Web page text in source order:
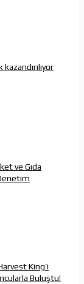
ve Gıda
King’i
Buluştu!